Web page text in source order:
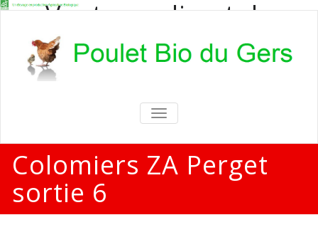
Vente en direct de
poulets bio
Vente en direct de poulets bio aux
particuliers et professionnels
TOGGLE
NAVIGATION
Colomiers ZA Perget
sortie 6